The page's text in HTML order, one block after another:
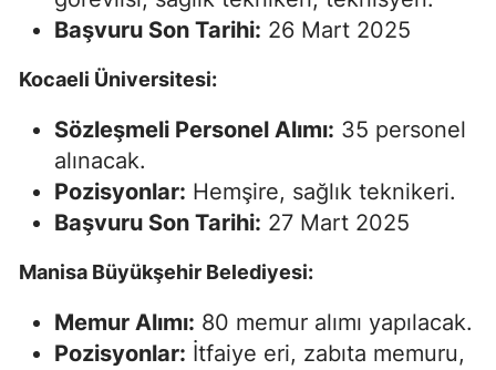
Başvuru Son Tarihi: 26 Mart 2025
Kocaeli Üniversitesi:
Sözleşmeli Personel Alımı: 35 personel
alınacak.
Pozisyonlar: Hemşire, sağlık teknikeri.
Başvuru Son Tarihi: 27 Mart 2025
Manisa Büyükşehir Belediyesi:
Memur Alımı: 80 memur alımı yapılacak.
Pozisyonlar: İtfaiye eri, zabıta memuru,